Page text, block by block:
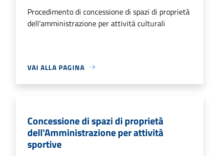
Procedimento di concessione di spazi di proprietà
dell'amministrazione per attività culturali
VAI ALLA PAGINA
Concessione di spazi di proprietà
dell'Amministrazione per attività
sportive